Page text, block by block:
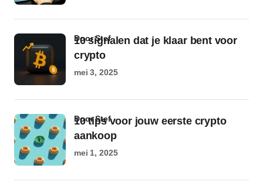
10 signalen dat je klaar bent voor
crypto
door Stef
mei 3, 2025
10 tips voor jouw eerste crypto
aankoop
door Stef
mei 1, 2025